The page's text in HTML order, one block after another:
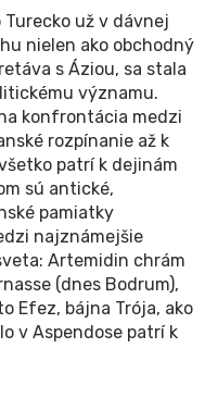
už v dávnej
nielen ako obchodný
s Áziou, sa stala
významu.
konfrontácia medzi
rozpínanie až k
patrí k dejinám
sú antické,
pamiatky
najznámejšie
Artemidin chrám
(dnes Bodrum),
Efez, bájna Trója, ako
v Aspendose patrí k